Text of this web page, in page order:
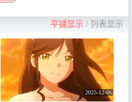
平铺显示 / 列表显示
2025-12-06